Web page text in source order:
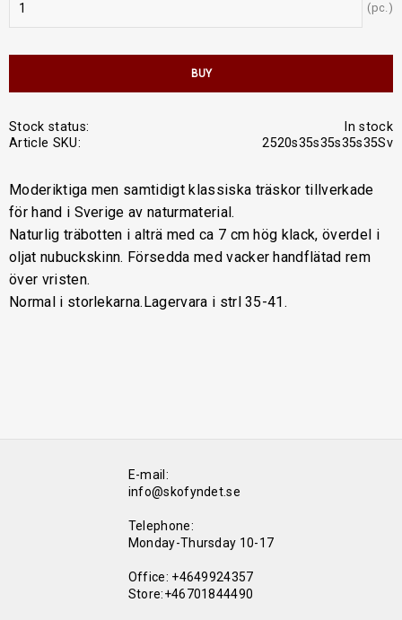
pc.
BUY
Stock status
In stock
Article SKU
2520s35s35s35s35Sv
Moderiktiga men samtidigt klassiska träskor tillverkade
för hand i Sverige av naturmaterial.
Naturlig träbotten i alträ med ca 7 cm hög klack, överdel i
oljat nubuckskinn. Försedda med vacker handflätad rem
över vristen.
Normal i storlekarna.Lagervara i strl 35-41.
E-mail:
info@skofyndet.se
Telephone:
Monday-Thursday 10-17
Office: +4649924357
Store:+46701844490